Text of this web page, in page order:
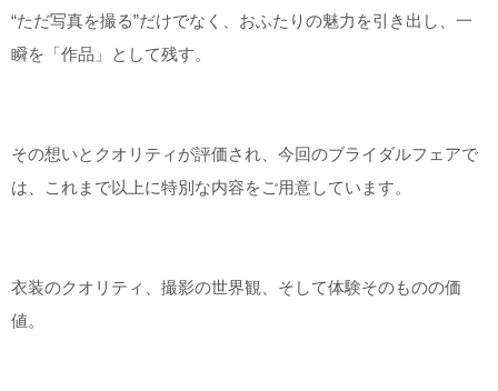
“ただ写真を撮る”だけでなく、おふたりの魅力を引き出し、一
瞬を「作品」として残す。
その想いとクオリティが評価され、今回のブライダルフェアで
は、これまで以上に特別な内容をご用意しています。
衣装のクオリティ、撮影の世界観、そして体験そのものの価
値。